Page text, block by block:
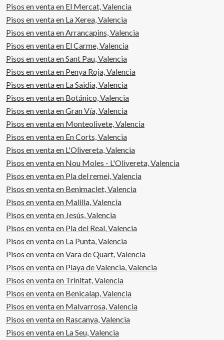
Pisos en venta en El Mercat, Valencia
Pisos en venta en La Xerea, Valencia
Pisos en venta en Arrancapins, Valencia
Pisos en venta en El Carme, Valencia
Pisos en venta en Sant Pau, Valencia
Pisos en venta en Penya Roja, Valencia
Pisos en venta en La Saidia, Valencia
Pisos en venta en Botánico, Valencia
Pisos en venta en Gran Vía, Valencia
Pisos en venta en Monteolivete, Valencia
Pisos en venta en En Corts, Valencia
Pisos en venta en L'Olivereta, Valencia
Pisos en venta en Nou Moles - L'Olivereta, Valencia
Pisos en venta en Pla del remei, Valencia
Pisos en venta en Benimaclet, Valencia
Pisos en venta en Malilla, Valencia
Pisos en venta en Jesús, Valencia
Pisos en venta en Pla del Real, Valencia
Pisos en venta en La Punta, Valencia
Pisos en venta en Vara de Quart, Valencia
Pisos en venta en Playa de Valencia, Valencia
Pisos en venta en Trinitat, Valencia
Pisos en venta en Benicalap, Valencia
Pisos en venta en Malvarrosa, Valencia
Pisos en venta en Rascanya, Valencia
Pisos en venta en La Seu, Valencia
Guardar configuración Aceptar todas